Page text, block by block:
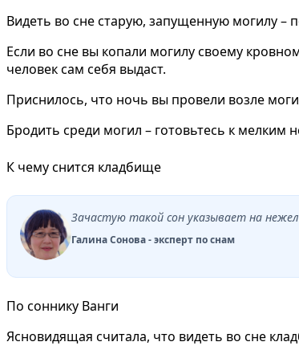
Видеть во сне старую, запущенную могилу –
Если во сне вы копали могилу своему
человек сам себя выдаст.
Приснилось, что ночь вы провели возле
Бродить среди могил – готовьтесь к мелким
К чему снится кладбище
Зачастую такой сон указывает на
Галина Сонова - эксперт по снам
По соннику Ванги
Ясновидящая считала, что видеть во сне